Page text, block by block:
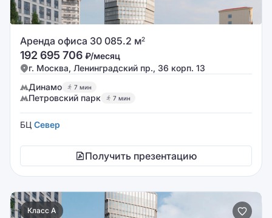
Аренда офиса 30 085.2 м2
192 695 706 ₽/месяц
г. Москва, Ленинградский пр., 36 корп. 13
Динамо
7 мин
Петровский парк 7 мин
БЦ Север
Получить презентацию
Класс A